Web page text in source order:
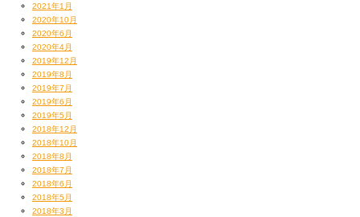
2021年1月
2020年10月
2020年6月
2020年4月
2019年12月
2019年8月
2019年7月
2019年6月
2019年5月
2018年12月
2018年10月
2018年8月
2018年7月
2018年6月
2018年5月
2018年3月